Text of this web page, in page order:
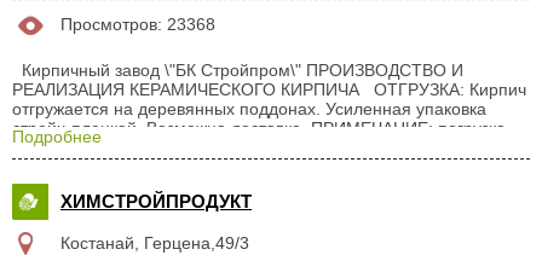
Просмотров: 23368
Кирпичный завод \"БК Стройпром\" ПРОИЗВОДСТВО И
РЕАЛИЗАЦИЯ КЕРАМИЧЕСКОГО КИРПИЧА ОТГРУЗКА: Кирпич
отгружается на деревянных поддонах. Усиленная упаковка
стрейч-пленкой. Возможна доставка. ПРИМЕЧАНИЕ: погрузка
осуществляется вилочными погрузчиками, автотранспорт
ХАРАКТЕРИСТИКИ: - морозостойкость 50 циклов. -
водопоглащение 8-9 % - удельная эффективная активность
радионуклидов 103 Бк/кг - Гигиеническое заключение
санитарно- эпидемиологической экспертизы № 205 от
Подробнее
ХИМСТРОЙПРОДУКТ
Костанай, Герцена,49/3